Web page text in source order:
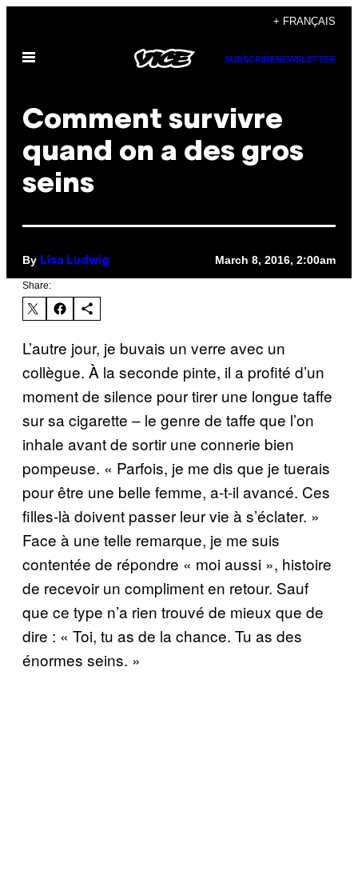
content
+ FRANÇAIS
Open
SUBSCRIBENEWSLETTER
Comment survivre
quand on a des gros
seins
By Lisa Ludwig March 8, 2016, 2:00am
Share:
L’autre jour, je buvais un verre avec un
collègue. À la seconde pinte, il a profité d’un
moment de silence pour tirer une longue taffe
sur sa cigarette – le genre de taffe que l’on
inhale avant de sortir une connerie bien
pompeuse. « Parfois, je me dis que je tuerais
pour être une belle femme, a-t-il avancé. Ces
filles-là doivent passer leur vie à s’éclater. »
Face à une telle remarque, je me suis
contentée de répondre « moi aussi », histoire
de recevoir un compliment en retour. Sauf
que ce type n’a rien trouvé de mieux que de
dire : « Toi, tu as de la chance. Tu as des
énormes seins. »